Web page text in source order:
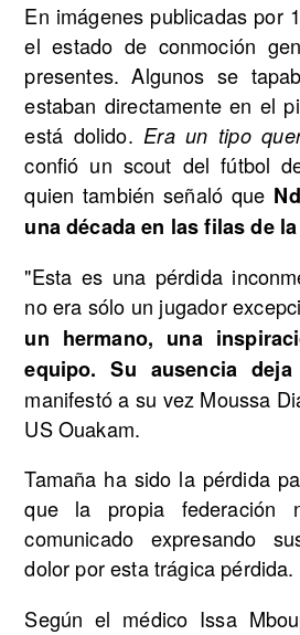
En imágenes publicadas por
el estado de conmoción
presentes. Algunos se
estaban directamente en el
está dolido. Era un tipo
confió un scout del fútbol
quien también señaló que
una década en las filas de
"Esta es una pérdida
no era sólo un jugador
un hermano, una
equipo. Su ausencia
manifestó a su vez Moussa
US Ouakam.
Tamaña ha sido la pérdida
que la propia federación
comunicado expresando
dolor por esta trágica pérdida.
Según el médico Issa